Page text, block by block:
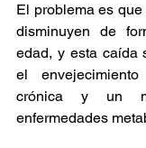
El problema es
disminuyen de
edad, y esta caída
el
crónica y un
enfermedades